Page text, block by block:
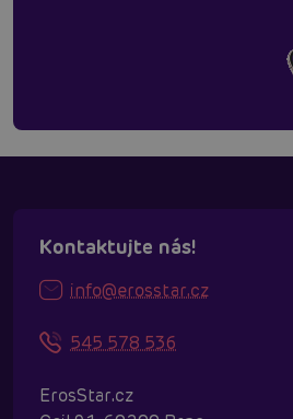
Kontaktujte nás!
info@erosstar.cz
545 578 536
ErosStar.cz